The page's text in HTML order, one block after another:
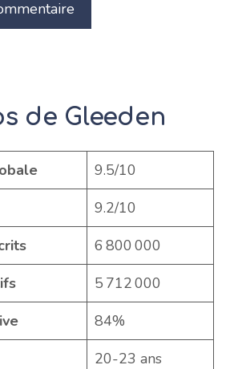
de Gleeden
9.5/10
9.2/10
6 800 000
5 712 000
84%
20-23 ans